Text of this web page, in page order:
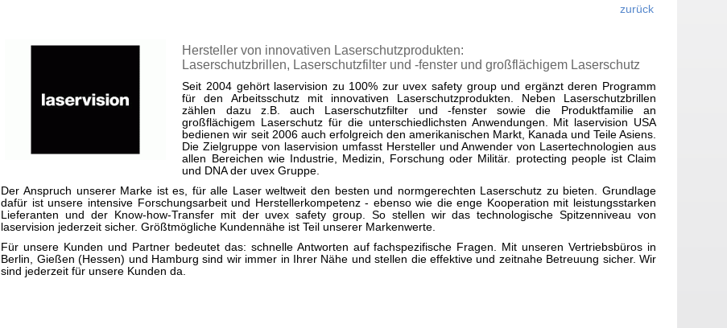
zurück
Hersteller von innovativen Laserschutzprodukten:
Laserschutzbrillen, Laserschutzfilter und -fenster und großflächigem Laserschutz
Seit 2004 gehört laservision zu 100% zur uvex safety group und ergänzt deren Programm
für den Arbeitsschutz mit innovativen Laserschutzprodukten. Neben Laserschutzbrillen
zählen dazu z.B. auch Laserschutzfilter und -fenster sowie die Produktfamilie an
großflächigem Laserschutz für die unterschiedlichsten Anwendungen. Mit laservision USA
bedienen wir seit 2006 auch erfolgreich den amerikanischen Markt, Kanada und Teile Asiens.
Die Zielgruppe von laservision umfasst Hersteller und Anwender von Lasertechnologien aus
allen Bereichen wie Industrie, Medizin, Forschung oder Militär. protecting people ist Claim
und DNA der uvex Gruppe.
Der Anspruch unserer Marke ist es, für alle Laser weltweit den besten und normgerechten Laserschutz zu bieten. Grundlage
dafür ist unsere intensive Forschungsarbeit und Herstellerkompetenz - ebenso wie die enge Kooperation mit leistungsstarken
Lieferanten und der Know-how-Transfer mit der uvex safety group. So stellen wir das technologische Spitzenniveau von
laservision jederzeit sicher. Größtmögliche Kundennähe ist Teil unserer Markenwerte.
Für unsere Kunden und Partner bedeutet das: schnelle Antworten auf fachspezifische Fragen. Mit unseren Vertriebsbüros in
Berlin, Gießen (Hessen) und Hamburg sind wir immer in Ihrer Nähe und stellen die effektive und zeitnahe Betreuung sicher. Wir
sind jederzeit für unsere Kunden da.